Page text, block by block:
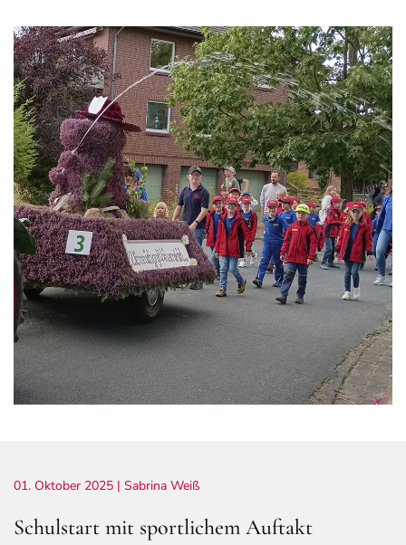
01. Oktober 2025 | Sabrina Weiß
Schulstart mit sportlichem Auftakt